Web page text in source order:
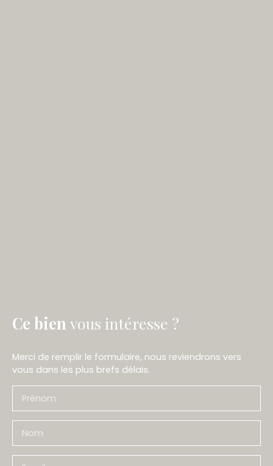
Ce bien vous intéresse ?
Merci de remplir le formulaire, nous reviendrons vers
vous dans les plus brefs délais.
Prénom
Nom